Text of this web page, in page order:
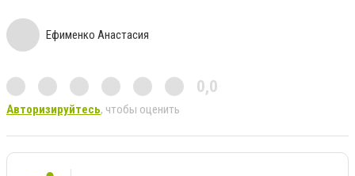
Ефименко Анастасия
0,0
Авторизируйтесь, чтобы оценить